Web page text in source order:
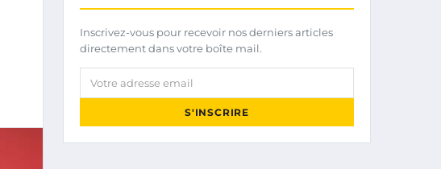
Inscrivez-vous pour recevoir nos derniers articles
directement dans votre boîte mail.
Votre adresse email
S'INSCRIRE